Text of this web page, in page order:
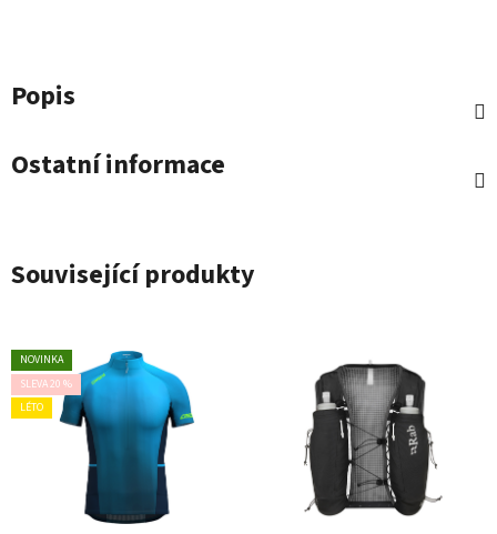
Popis
Ostatní informace
Související produkty
NOVINKA
SLEVA 20 %
LÉTO